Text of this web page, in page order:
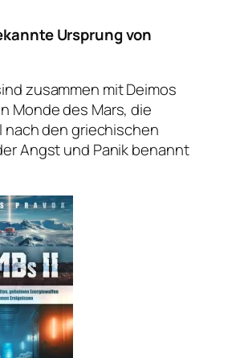
Ursprung von
zusammen mit Deimos
Monde des Mars, die
nach den griechischen
Angst und Panik benannt